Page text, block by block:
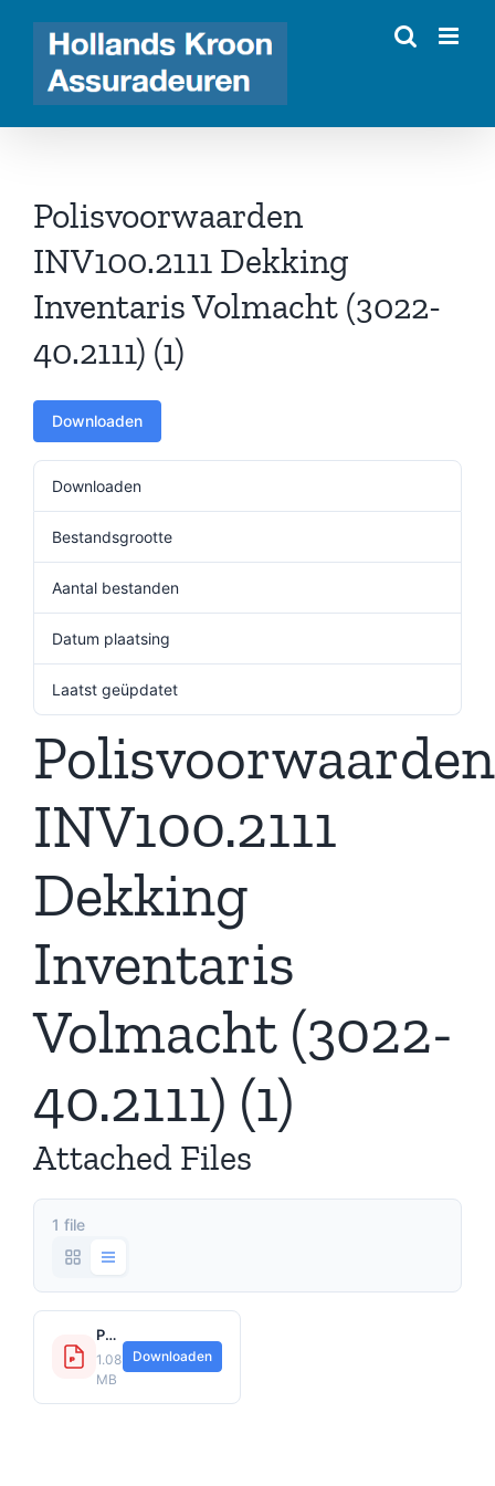
inhoud
Polisvoorwaarden
INV100.2111 Dekking
Inventaris Volmacht (3022-
40.2111) (1)
Downloaden
Downloaden
Bestandsgrootte
Aantal bestanden
Datum plaatsing
Laatst geüpdatet
Polisvoorwaarden
INV100.2111
Dekking
Inventaris
Volmacht (3022-
40.2111) (1)
Attached Files
1 file
Polisvoorwaarden INV100.2111 Dekking Inventaris Volmacht (3022-40.2111) (1).pdf
1.08
MB
Downloaden